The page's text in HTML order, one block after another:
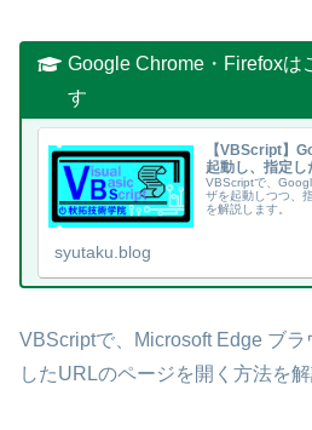
Google Chrome・Firefoxは
す
【VBScript】
起動し、指定
VBScriptで、
ザを起動しつつ、
を解説します。
syutaku.blog
VBScriptで、Microsoft Edge ブ
したURLのページを開く方法を解